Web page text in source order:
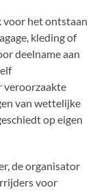
voor het ontstaan
kleding of
deelname aan
veroorzaakte
van wettelijke
op eigen
de organisator
voor